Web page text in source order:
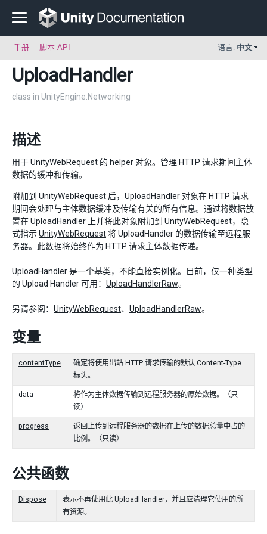
手册 脚本 API 语言: 中文
UploadHandler
class in UnityEngine.Networking
描述
用于UnityWebRequest 的 helper 对象。管理 HTTP 请求期间主体
数据的缓冲和传输。
附加到 UnityWebRequest 后，UploadHandler 对象在 HTTP 请求
期间会处理与主体数据缓冲及传输有关的所有信息。通过将数据放
置在 UploadHandler 上并将此对象附加到 UnityWebRequest，隐
式指示UnityWebRequest将 UploadHandler 的数据传输至远程服
务器。此数据将始终作为 HTTP 请求主体数据传递。
UploadHandler 是一个基类，不能直接实例化。目前，仅一种类型
的 Upload Handler 可用： UploadHandlerRaw。
另请参阅： UnityWebRequest、 UploadHandlerRaw。
变量
contentType
确定将使用出站 HTTP 请求传输的默认 Content-Type
标头。
data
将作为主体数据传输到远程服务器的原始数据。（只
读）
progress
返回上传到远程服务器的数据在上传的数据总量中占的
比例。（只读）
公共函数
Dispose
表示不再使用此 UploadHandler，并且应清理它使用的所
有资源。